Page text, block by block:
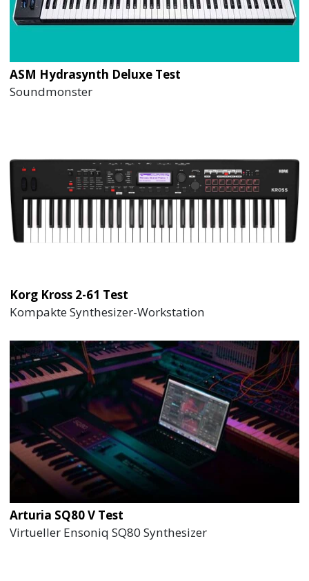
ASM Hydrasynth Deluxe Test
Soundmonster
Korg Kross 2-61 Test
Kompakte Synthesizer-Workstation
Arturia SQ80 V Test
Virtueller Ensoniq SQ80 Synthesizer